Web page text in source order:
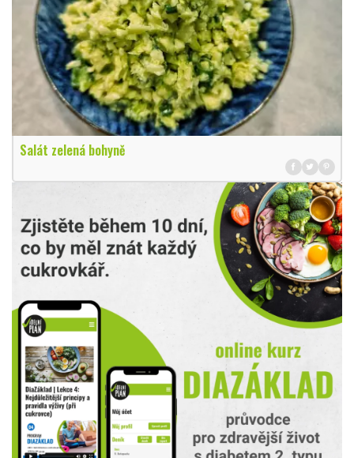
Salát zelená bohyně